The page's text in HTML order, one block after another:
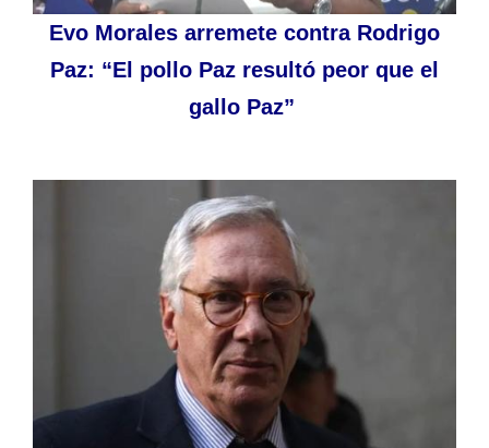
Evo Morales arremete contra Rodrigo
Paz: “El pollo Paz resultó peor que el
gallo Paz”